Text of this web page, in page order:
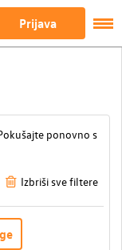
Prijava
ponovno s
Izbriši sve filtere